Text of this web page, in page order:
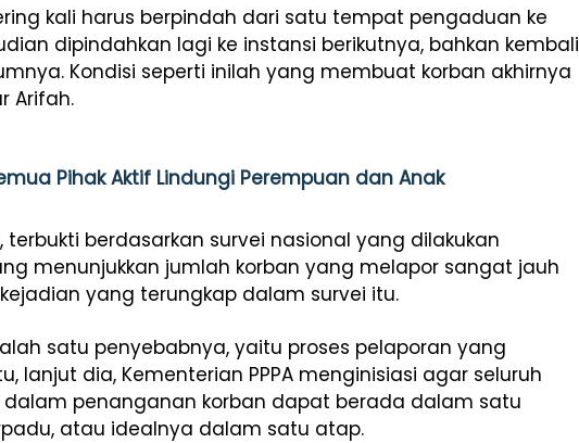
kali harus berpindah dari satu tempat pengaduan ke
dipindahkan lagi ke instansi berikutnya, bahkan kembali
Kondisi seperti inilah yang membuat korban akhirnya
Arifah.
Pihak Aktif Lindungi Perempuan dan Anak
terbukti berdasarkan survei nasional yang dilakukan
menunjukkan jumlah korban yang melapor sangat jauh
yang terungkap dalam survei itu.
satu penyebabnya, yaitu proses pelaporan yang
lanjut dia, Kementerian PPPA menginisiasi agar seluruh
penanganan korban dapat berada dalam satu
atau idealnya dalam satu atap.